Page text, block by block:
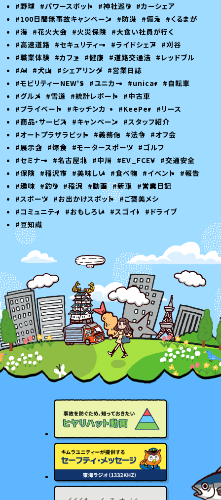
#野球 #パワースポット #神社巡り #カーシェア
#100日間無事故キャンペーン
#防災 #備え
#くるまが
#海 #花火大会 #火災保険 #大食い社員が行く
#高速道路 #セキュリティー #ライドシェア #刈谷
#職業体験 #カフェ #健康 #道路交通法 #レッドブル
#AI #犬山 #シェアリング #営業日誌
#モビリティーNEW'S
#ユニカー #unicar #自転車
#グルメ #雪道 #統計レポート
#中古車
#プライベート
#キッチンカ― #KeePer #リース
#商品・サービス
#キャンペーン
#スタッフ紹介
#オートプラザラビット
#義務化 #法令 #オフ会
#展示会 #爆食 #モータースポーツ #ゴルフ
#セミナー
#名古屋北 #中川 #EV_FCEV #交通安全
#保険 #稲沢市 #美味しい #食べ物 #イベント
#報告
#趣味 #釣り #稲沢 #動画 #新車 #営業日記
#スポーツ #お出かけスポット #ご褒美メシ
#コミュニティ
#おもしろい #スゴイ！
#ドライブ
#豆知識